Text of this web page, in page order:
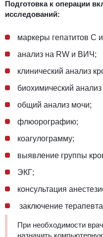
Подготовка к операции
исследований:
маркеры гепатитов С
анализ на RW и ВИЧ;
клинический анализ
биохимический анализ
общий анализ мочи;
флюорографию;
коагулограмму;
выявление группы
ЭКГ;
консультация
заключение
При необходимости
назначить